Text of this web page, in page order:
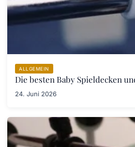
ALLGEMEIN
Die besten Baby Spieldecken
24. Juni 2026